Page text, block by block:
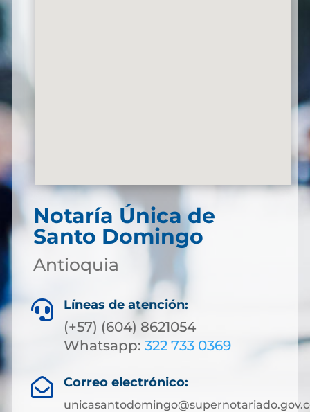
Notaría Única de
Santo Domingo
Antioquia
 Líneas de atención:
(+57) (604) 8621054
Whatsapp: 322 733 0369
 Correo electrónico: